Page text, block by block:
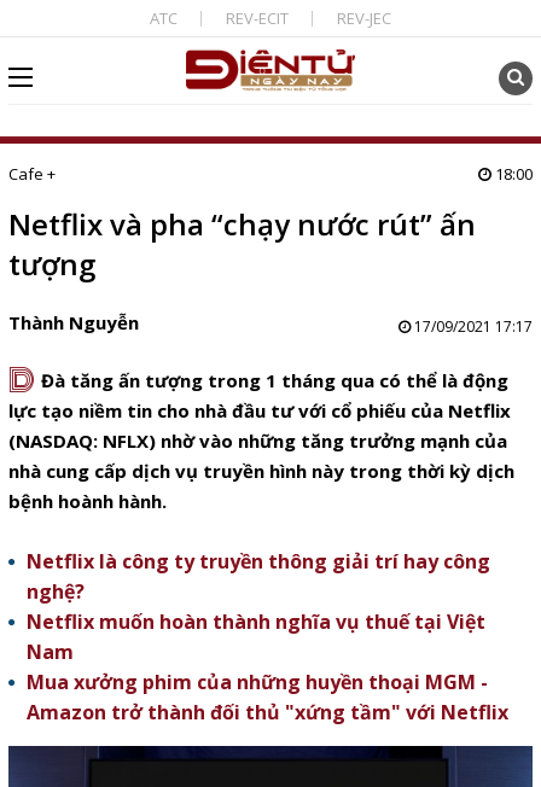
ATC REV-ECIT REV-JEC
Cafe + 18:00
Netflix và pha “chạy nước rút” ấn
tượng
Thành Nguyễn 17/09/2021 17:17
D Đà tăng ấn tượng trong 1 tháng qua có thể là động
lực tạo niềm tin cho nhà đầu tư với cổ phiếu của Netflix
(NASDAQ: NFLX) nhờ vào những tăng trưởng mạnh của
nhà cung cấp dịch vụ truyền hình này trong thời kỳ dịch
bệnh hoành hành.
Netflix là công ty truyền thông giải trí hay công
nghệ?
Netflix muốn hoàn thành nghĩa vụ thuế tại Việt
Nam
Mua xưởng phim của những huyền thoại MGM -
Amazon trở thành đối thủ "xứng tầm" với Netflix